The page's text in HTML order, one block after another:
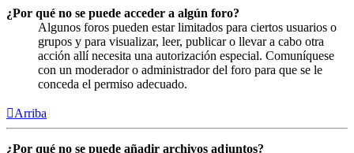
¿Por qué no se puede acceder a algún foro?
Algunos foros pueden estar limitados para ciertos usuarios o
grupos y para visualizar, leer, publicar o llevar a cabo otra
acción allí necesita una autorización especial. Comuníquese
con un moderador o administrador del foro para que se le
conceda el permiso adecuado.
Arriba
¿Por qué no se puede añadir archivos adjuntos?